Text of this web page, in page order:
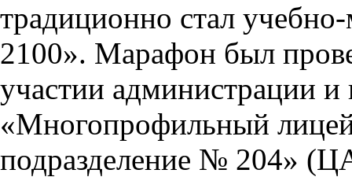
традиционно стал
2100». Марафон был
участии администрации
«Многопрофильный
подразделение № 204»